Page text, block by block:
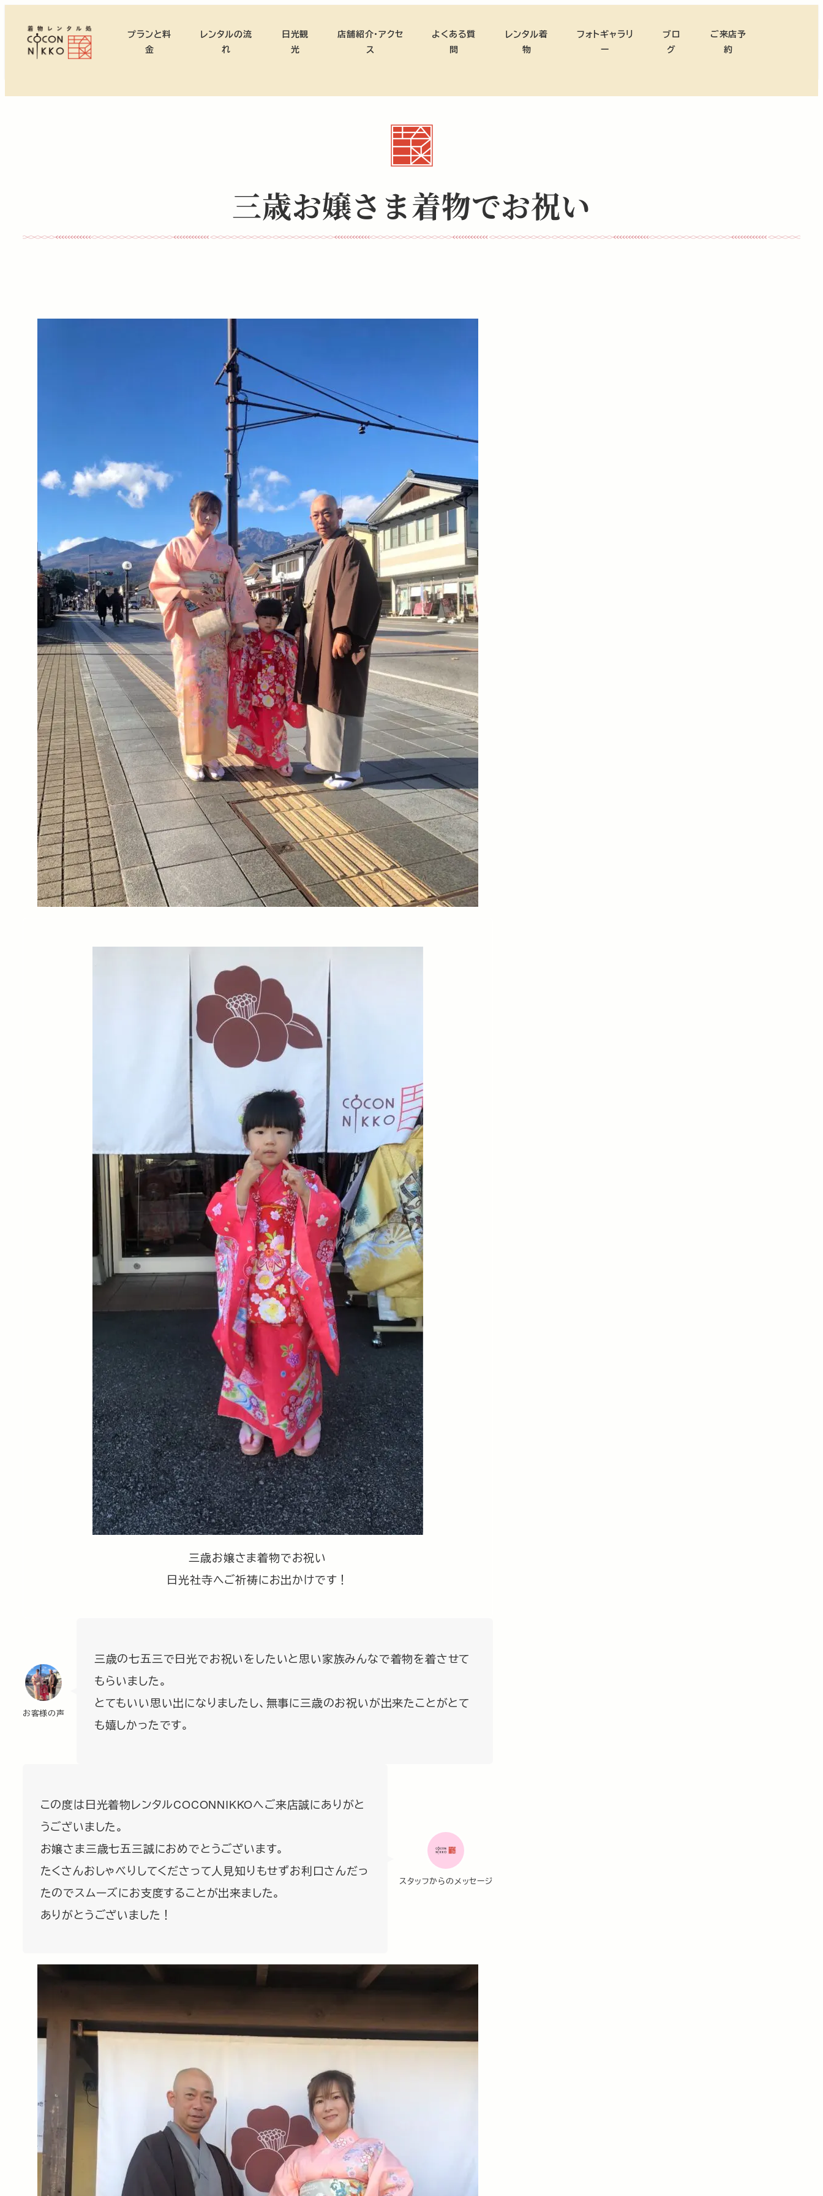
テ
プランと料
金
レンタルの流
れ
日光観
光
店舗紹介・アクセ
ス
よくある質
問
レンタル着
物
フォトギャラリ
ー
ブロ
グ
ご来店予
約
三歳お嬢さま着物でお祝い
三歳お嬢さま着物でお祝い
日光社寺へご祈祷にお出かけです！
お客様の声
三歳の七五三で日光でお祝いをしたいと思い家族みんなで着物を着させて
もらいました。
とてもいい思い出になりましたし、無事に三歳のお祝いが出来たことがとて
も嬉しかったです。
スタッフからのメッセージ
この度は日光着物レンタルCOCONNIKKOへご来店誠にありがと
うございました。
お嬢さま三歳七五三誠におめでとうございます。
たくさんおしゃべりしてくださって人見知りもせずお利口さんだっ
たのでスムーズにお支度することが出来ました。
ありがとうございました！